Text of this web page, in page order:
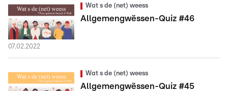
Wat s de (net) weess
Allgemengwëssen-Quiz #46
07.02.2022
Wat s de (net) weess
Allgemengwëssen-Quiz #45